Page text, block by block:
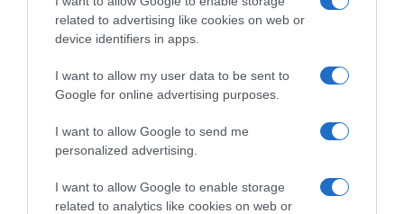
related to advertising like cookies on web or
device identifiers in apps.
I want to allow my user data to be sent to
Google for online advertising purposes.
I want to allow Google to send me
personalized advertising.
I want to allow Google to enable storage
related to analytics like cookies on web or
sadrži otprilike 150 do 170 kcal, 22 grama ugljikohidrata, 3 grama
proteina, 7 grama masti, 1 gram vlakana, 10 grama šećera i ima